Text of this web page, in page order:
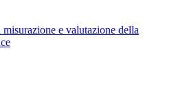
misurazione e valutazione della